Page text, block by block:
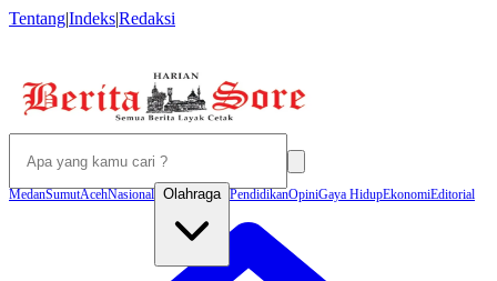
Tentang|Indeks|Redaksi
MedanSumutAcehNasional Olahraga PendidikanOpiniGaya HidupEkonomiEditorial